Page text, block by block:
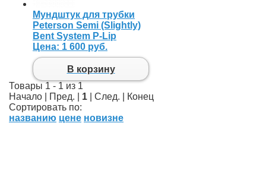
Мундштук для трубки
Peterson Semi (Slightly)
Bent System P-Lip
Цена: 1 600 руб.
В корзину
Товары 1 - 1 из 1
Начало | Пред. | 1 | След. | Конец
Сортировать по:
названию цене новизне